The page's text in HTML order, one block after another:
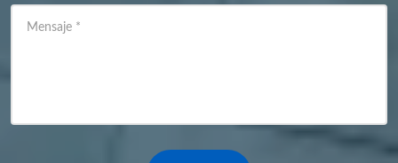
Mensaje *